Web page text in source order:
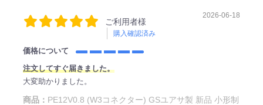
ご利用者様
購入確認済み
2026-06-18
価格について
注文してすぐ届きました。
大変助かりました。
商品： PE12V0.8 (W3コネクター) GSユアサ製 新品 小形制